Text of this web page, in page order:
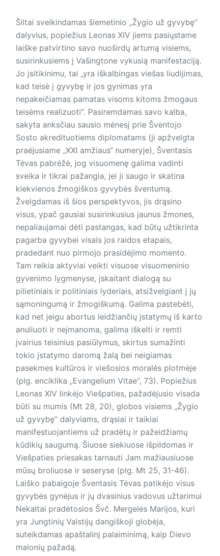
Šiltai sveikindamas šiemetinio „Žygio už gyvybę“
dalyvius, popiežius Leonas XIV jiems pasiųstame
laiške patvirtino savo nuoširdų artumą visiems,
susirinkusiems į Vašingtone vykusią manifestaciją.
Jo įsitikinimu, tai „yra iškalbingas viešas liudijimas,
kad teisė į gyvybę ir jos gynimas yra
nepakeičiamas pamatas visoms kitoms žmogaus
teisėms realizuoti“. Pasiremdamas savo kalba,
sakyta anksčiau sausio mėnesį prie Šventojo
Sosto akredituotiems diplomatams (ji apžvelgta
praėjusiame „XXI amžiaus“ numeryje), Šventasis
Tėvas pabrėžė, jog visuomenę galima vadinti
sveika ir tikrai pažangia, jei ji saugo ir skatina
kiekvienos žmogiškos gyvybės šventumą.
Žvelgdamas iš šios perspektyvos, jis drąsino
visus, ypač gausiai susirinkusius jaunus žmones,
nepaliaujamai dėti pastangas, kad būtų užtikrinta
pagarba gyvybei visais jos raidos etapais,
pradedant nuo pirmojo prasidėjimo momento.
Tam reikia aktyviai veikti visuose visuomeninio
gyvenimo lygmenyse, įskaitant dialogą su
pilietiniais ir politiniais lyderiais, atsižvelgiant į jų
sąmoningumą ir žmogiškumą. Galima pastebėti,
kad net jeigu abortus leidžiančių įstatymų iš karto
anuliuoti ir neįmanoma, galima iškelti ir remti
įvairius teisinius pasiūlymus, skirtus sumažinti
tokio įstatymo daromą žalą bei neigiamas
pasekmes kultūros ir viešosios moralės plotmėje
(plg. enciklika „Evangelium Vitae“, 73). Popiežius
Leonas XIV linkėjo Viešpaties, pažadėjusio visada
būti su mumis (Mt 28, 20), globos visiems „Žygio
už gyvybę“ dalyviams, drąsiai ir taikiai
manifestuojantiems už pradėtų ir pažeidžiamų
kūdikių saugumą. Šiuose siekiuose išpildomas ir
Viešpaties priesakas tarnauti Jam mažiausiuose
mūsų broliuose ir seseryse (plg. Mt 25, 31-46).
Laiško pabaigoje Šventasis Tėvas patikėjo visus
gyvybės gynėjus ir jų dvasinius vadovus užtarimui
Nekaltai pradėtosios Švč. Mergelės Marijos, kuri
yra Jungtinių Valstijų dangiškoji globėja,
suteikdamas apaštalinį palaiminimą, kaip Dievo
malonių pažadą.